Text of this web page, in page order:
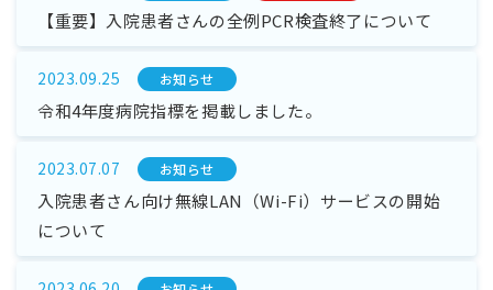
【重要】入院患者さんの全例PCR検査終了について
2023.09.25 お知らせ
令和4年度病院指標を掲載しました。
2023.07.07 お知らせ
入院患者さん向け無線LAN（Wi-Fi）サービスの開始
について